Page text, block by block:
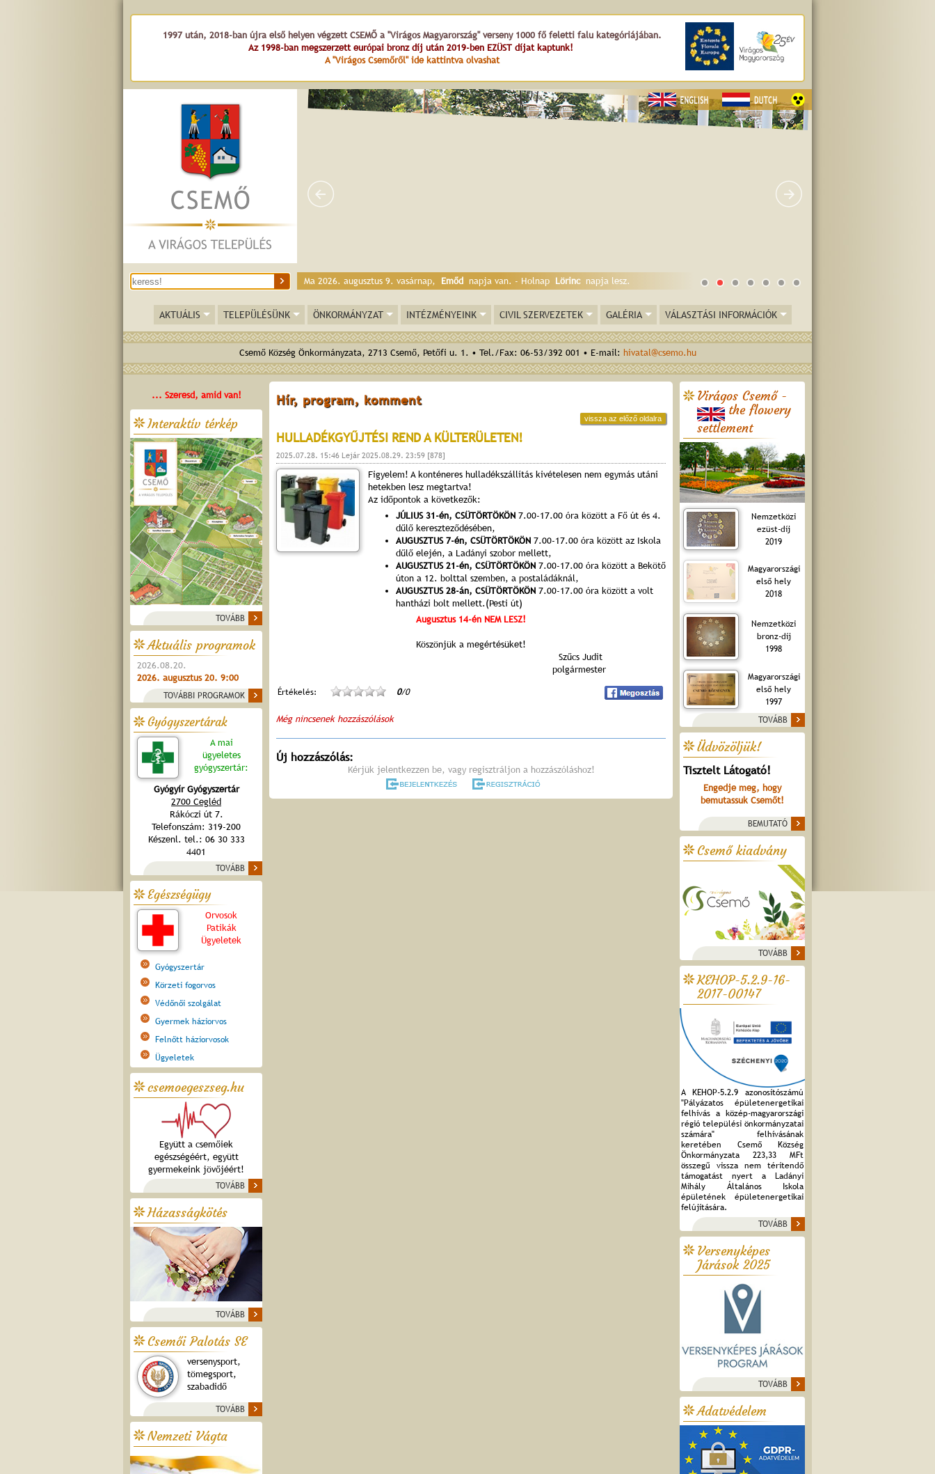
1997 után, 2018-ban újra első helyen végzett CSEMŐ a "Virágos Magyarország" verseny 1000 fő feletti falu kategóriájában.
Az 1998-ban megszerzett európai bronz díj után 2019-ben EZÜST díjat kaptunk!
A "Virágos Csemőről" ide kattintva olvashat
Ma 2026. augusztus 9. vasárnap, Emőd napja van. - Holnap Lörinc napja lesz.
előtti tér
AKTUÁLIS TELEPÜLÉSÜNK ÖNKORMÁNYZAT INTÉZMÉNYEINK CIVIL SZERVEZETEK GALÉRIA VÁLASZTÁSI INFORMÁCIÓK
Csemő Község Önkormányzata, 2713 Csemő, Petőfi u. 1. • Tel./Fax: 06-53/392 001 • E-mail: hivatal@csemo.hu
... Szeresd, amid van!
Interaktív térkép
TOVÁBB
Aktuális programok
2026.08.20.
2026. augusztus 20. 9:00
TOVÁBBI PROGRAMOK
Gyógyszertárak
A mai
ügyeletes
gyógyszertár:
Gyógyír Gyógyszertár
2700 Cegléd
Rákóczi út 7.
Telefonszám: 319-200
Készenl. tel.: 06 30 333
4401
TOVÁBB
Egészségügy
Orvosok
Patikák
Ügyeletek
Gyógyszertár
Körzeti fogorvos
Védőnői szolgálat
Gyermek háziorvos
Felnőtt háziorvosok
Ügyeletek
csemoegeszseg.hu
Együtt a csemőiek
egészségéért, együtt
gyermekeink jövőjéért!
TOVÁBB
Házasságkötés
TOVÁBB
Csemői Palotás SE
versenysport,
tömegsport,
szabadidő
TOVÁBB
Nemzeti Vágta
Hír, program, komment
vissza az előző oldalra
HULLADÉKGYŰJTÉSI REND A KÜLTERÜLETEN!
2025.07.28. 15:46 Lejár 2025.08.29. 23:59 [878]
Figyelem! A konténeres hulladékszállítás kivételesen nem egymás utáni
hetekben lesz megtartva!
Az időpontok a következők:
JÚLIUS 31-én, CSÜTÖRTÖKÖN 7.00-17.00 óra között a Fő út és 4.
dűlő kereszteződésében,
AUGUSZTUS 7-én, CSÜTÖRTÖKÖN 7.00-17.00 óra között az Iskola
dűlő elején, a Ladányi szobor mellett,
AUGUSZTUS 21-én, CSÜTÖRTÖKÖN 7.00-17.00 óra között a Bekötő
úton a 12. bolttal szemben, a postaládáknál,
AUGUSZTUS 28-án, CSÜTÖRTÖKÖN 7.00-17.00 óra között a volt
hantházi bolt mellett.(Pesti út)
Augusztus 14-én NEM LESZ!
Köszönjük a megértésüket!
Szűcs Judit
polgármester
Értékelés: 0/0
Még nincsenek hozzászólások
Új hozzászólás:
Kérjük jelentkezzen be, vagy regisztráljon a hozzászóláshoz!
Virágos Csemő -
the flowery
settlement
Nemzetközi
ezüst-díj
2019
Magyarországi
első hely
2018
Nemzetközi
bronz-díj
1998
Magyarországi
első hely
1997
TOVÁBB
Üdvözöljük!
Tisztelt Látogató!
Engedje meg, hogy
bemutassuk Csemőt!
BEMUTATÓ
Csemő kiadvány
TOVÁBB
KEHOP-5.2.9-16-
2017-00147
A KEHOP-5.2.9 azonosítószámú
"Pályázatos épületenergetikai
felhívás a közép-magyarországi
régió települési önkormányzatai
számára" felhívásának
keretében Csemő Község
Önkormányzata 223,33 MFt
összegű vissza nem térítendő
támogatást nyert a Ladányi
Mihály Általános Iskola
épületének épületenergetikai
felújítására.
TOVÁBB
Versenyképes
Járások 2025
TOVÁBB
Adatvédelem